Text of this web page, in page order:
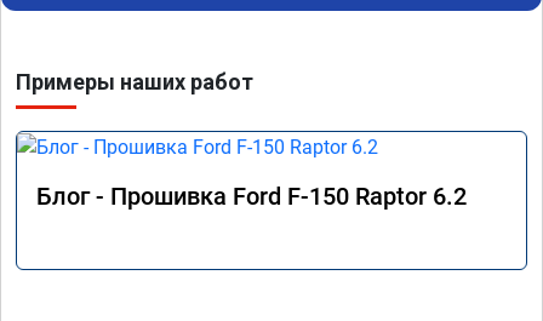
Примеры наших работ
Блог - Прошивка Ford F-150 Raptor 6.2